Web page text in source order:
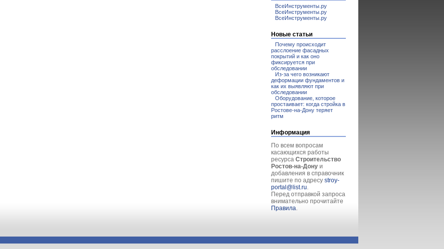
ВсеИнструменты.ру
ВсеИнструменты.ру
ВсеИнструменты.ру
Новые статьи
Почему происходит
расслоение фасадных
покрытий и как оно
фиксируется при
обследовании
Из-за чего возникают
деформации фундаментов и
как их выявляют при
обследовании
Оборудование, которое
простаивает: когда стройка в
Ростове-на-Дону теряет
ритм
Информация
По всем вопросам
касающихся работы
ресурса Строительство
Ростов-на-Дону и
добавления в справочник
пишите по адресу stroy-
portal@list.ru.
Перед отправкой запроса
внимательно прочитайте
Правила.